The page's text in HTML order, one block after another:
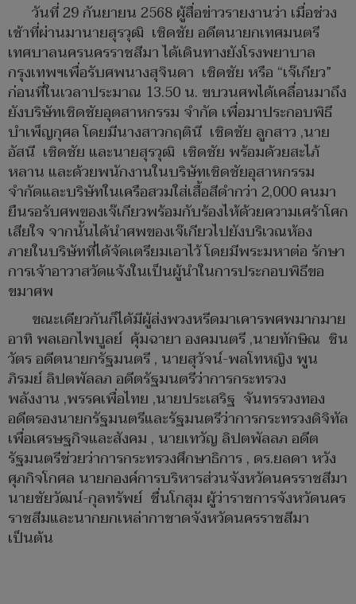
วันที่ 29 กันยายน 2568 ผู้สื่อข่าวรายงานว่า เมื่อช่วง
เช้าที่ผ่านมานายสุรวุฒิ เชิดชัย อดีตนายกเทศมนตรี
เทศบาลนครนครราชสีมา ได้เดินทางยังโรงพยาบาล
กรุงเทพฯเพื่อรับศพนางสุจินดา เชิดชัย หรือ “เจ๊เกียว”
ก่อนที่ในเวลาประมาณ 13.50 น. ขบวนศพได้เคลื่อนมาถึง
ยังบริษัทเชิดชัยอุตสาหกรรม จำกัด เพื่อมาประกอบพิธี
บำเพ็ญกุศล โดยมีนางสาวกฤตินี เชิดชัย ลูกสาว ,นาย
อัสนี เชิดชัย และนายสุรวุฒิ เชิดชัย พร้อมด้วยสะไภ้
หลาน และด้วยพนักงานในบริษัทเชิดชัยอุสาหกรรม
จำกัดและบริษัทในเครือสวมใส่เสื้อสีดำกว่า 2,000 คนมา
ยืนรอรับศพของเจ๊เกียวพร้อมกับร้องไห้ด้วยความเศร้าโศก
เสียใจ จากนั้นได้นำศพของเจ๊เกียวไปยังบริเวณห้อง
ภายในบริษัทที่ได้จัดเตรียมเอาไว้ โดยมีพระมหาต่อ รักษา
การเจ้าอาวาสวัดแจ้งในเป็นผู้นำในการประกอบพิธีขอ
ขมาศพ
ขณะเดียวกันก็ได้มีผู้ส่งพวงหรีดมาเคารพศพมากมาย
อาทิ พลเอกไพบูลย์ คุ้มฉายา องคมนตรี ,นายทักษิณ ชิน
วัตร อดีตนายกรัฐมนตรี , นายสุวัจน์-พลโทหญิง พูน
ภิรมย์ ลิปตพัลลภ อดีตรัฐมนตรีว่าการกระทรวง
พลังงาน ,พรรคเพื่อไทย ,นายประเสริฐ จันทรรวงทอง
อดีตรองนายกรัฐมนตรีและรัฐมนตรีว่าการกระทรวงดิจิทัล
เพื่อเศรษฐกิจและสังคม , นายเทวัญ ลิปตพัลลภ อดีต
รัฐมนตรีช่วยว่าการกระทรวงศึกษาธิการ , ดร.ยลดา หวัง
ศุภกิจโกศล นายกองค์การบริหารส่วนจังหวัดนครราชสีมา
นายชัยวัฒน์-กุลทรัพย์ ชื่นโกสุม ผู้ว่าราชการจังหวัดนคร
ราชสีมและนากยกเหล่ากาชาดจังหวัดนครราชสีมา
เป็นต้น